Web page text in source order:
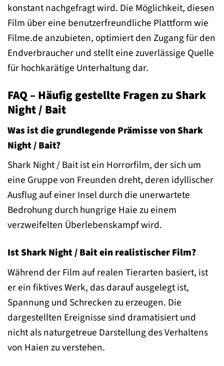
konstant nachgefragt wird. Die Möglichkeit, diesen
Film über eine benutzerfreundliche Plattform wie
Filme.de anzubieten, optimiert den Zugang für den
Endverbraucher und stellt eine zuverlässige Quelle
für hochkarätige Unterhaltung dar.
FAQ – Häufig gestellte Fragen zu Shark
Night / Bait
Was ist die grundlegende Prämisse von Shark
Night / Bait?
Shark Night / Bait ist ein Horrorfilm, der sich um
eine Gruppe von Freunden dreht, deren idyllischer
Ausflug auf einer Insel durch die unerwartete
Bedrohung durch hungrige Haie zu einem
verzweifelten Überlebenskampf wird.
Ist Shark Night / Bait ein realistischer Film?
Während der Film auf realen Tierarten basiert, ist
er ein fiktives Werk, das darauf ausgelegt ist,
Spannung und Schrecken zu erzeugen. Die
dargestellten Ereignisse sind dramatisiert und
nicht als naturgetreue Darstellung des Verhaltens
von Haien zu verstehen.